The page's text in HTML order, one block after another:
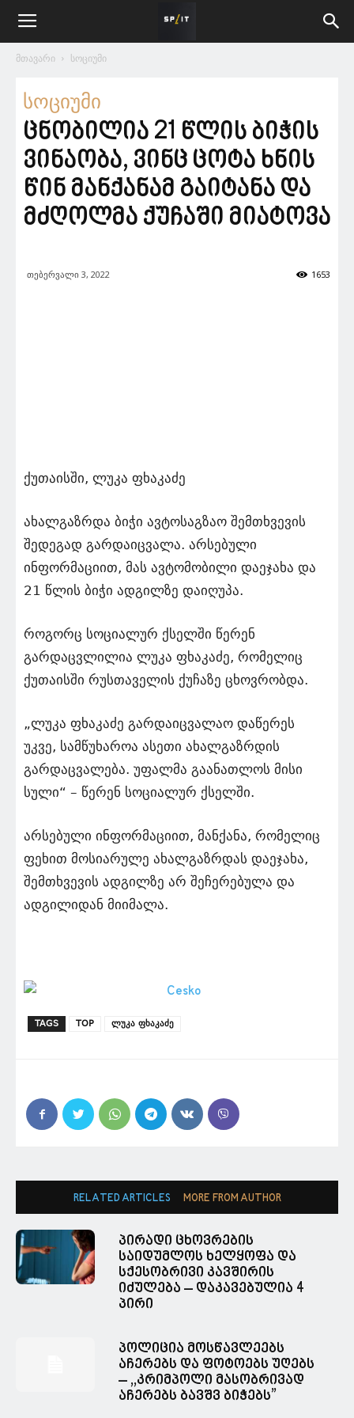
მთავარი სოციუმი
სოციუმი
ცნობილია 21 წლის ბიჭის
ვინაობა, ვინც ცოტა ხნის
წინ მანქანამ გაიტანა და
მძღოლმა ქუჩაში მიატოვა
თებერვალი 3, 2022 1653
ქუთაისში, ლუკა ფხაკაძე
ახალგაზრდა ბიჭი ავტოსაგზაო შემთხვევის
შედეგად გარდაიცვალა. არსებული
ინფორმაციით, მას ავტომობილი დაეჯახა და
21 წლის ბიჭი ადგილზე დაიღუპა.
როგორც სოციალურ ქსელში წერენ
გარდაცვლილია ლუკა ფხაკაძე, რომელიც
ქუთაისში რუსთაველის ქუჩაზე ცხოვრობდა.
„ლუკა ფხაკაძე გარდაიცვალაო დაწერეს
უკვე, სამწუხაროა ასეთი ახალგაზრდის
გარდაცვალება. უფალმა გაანათლოს მისი
სული“ – წერენ სოციალურ ქსელში.
არსებული ინფორმაციით, მანქანა, რომელიც
ფეხით მოსიარულე ახალგაზრდას დაეჯახა,
შემთხვევის ადგილზე არ შეჩერებულა და
ადგილიდან მიიმალა.
TAGS TOP ლუკა ფხაკაძე
RELATED ARTICLES MORE FROM AUTHOR
პირადი ცხოვრების
საიდუმლოს ხელყოფა და
სქესობრივი კავშირის
იძულება – დაკავებულია 4
პირი
პოლიცია მოსწავლეებს
აჩერებს და ფოტოებს უღებს
– ,,კრიმპოლი მასობრივად
აჩერებს ბავშვ ბიჭებს”